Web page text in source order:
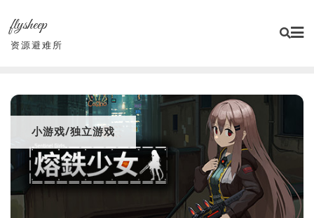
content
flysheep
资源避难所
小游戏/独立游戏